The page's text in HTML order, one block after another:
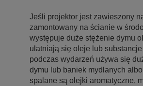
Jeśli projektor jest zawieszony
zamontowany na ścianie w
występuje duże stężenie dymu
ulatniają się oleje lub
podczas wydarzeń używa się
dymu lub baniek mydlanych
spalane są olejki aromatyczne,